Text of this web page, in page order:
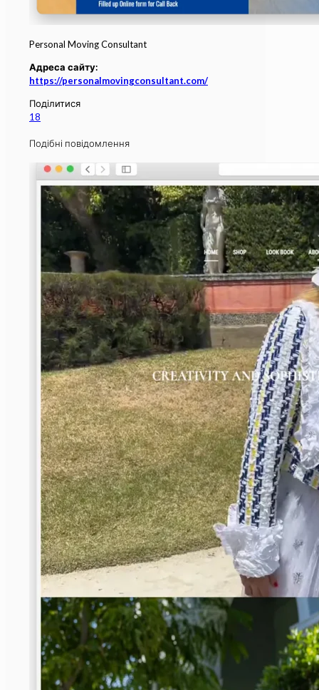
Personal Moving Consultant
Адреса сайту:
https://personalmovingconsultant.com/
Поділитися
18
Подібні повідомлення